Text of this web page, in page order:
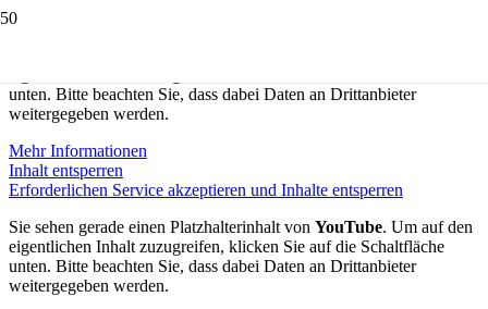
unten. Bitte beachten Sie, dass dabei Daten an Drittanbieter
weitergegeben werden.
Mehr Informationen
Inhalt entsperren
Erforderlichen Service akzeptieren und Inhalte entsperren
Sie sehen gerade einen Platzhalterinhalt von YouTube. Um auf den
eigentlichen Inhalt zuzugreifen, klicken Sie auf die Schaltfläche
unten. Bitte beachten Sie, dass dabei Daten an Drittanbieter
weitergegeben werden.